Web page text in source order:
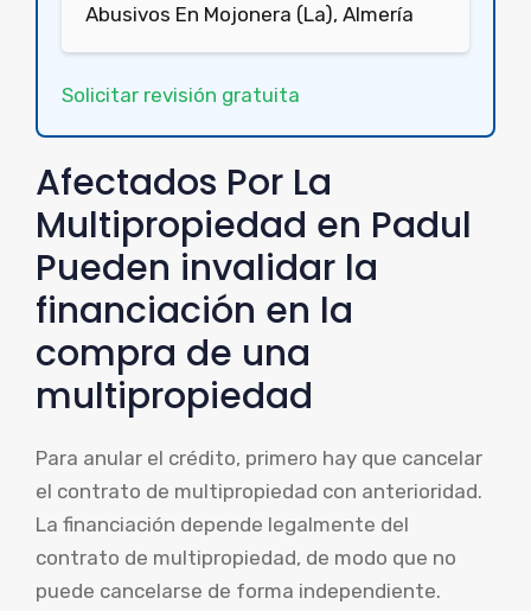
Abusivos En Mojonera (La), Almería
Solicitar revisión gratuita
Afectados Por La
Multipropiedad en Padul
Pueden invalidar la
financiación en la
compra de una
multipropiedad
Para anular el crédito, primero hay que cancelar
el contrato de multipropiedad con anterioridad.
La financiación depende legalmente del
contrato de multipropiedad, de modo que no
puede cancelarse de forma independiente.